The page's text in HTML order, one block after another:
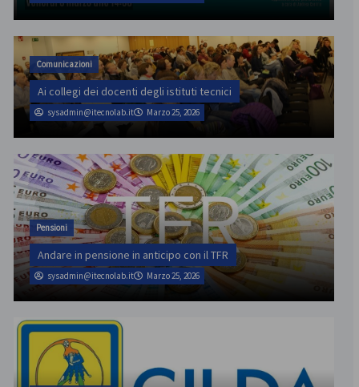
Comunicazioni
Ai collegi dei docenti degli istituti tecnici
sysadmin@itecnolab.it Marzo 25, 2026
Pensioni
Andare in pensione in anticipo con il TFR
sysadmin@itecnolab.it Marzo 25, 2026